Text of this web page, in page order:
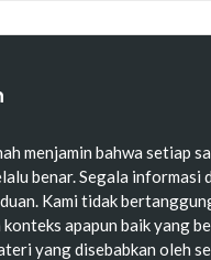
menjamin bahwa setiap
benar. Segala informasi
Kami tidak
konteks apapun baik yang
yang disebabkan oleh